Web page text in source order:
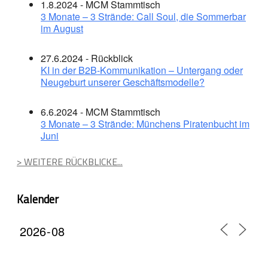
1.8.2024 - MCM Stammtisch
3 Monate – 3 Strände: Call Soul, die Sommerbar
im August
27.6.2024 - Rückblick
KI in der B2B-Kommunikation – Untergang oder
Neugeburt unserer Geschäftsmodelle?
6.6.2024 - MCM Stammtisch
3 Monate – 3 Strände: Münchens Piratenbucht im
Juni
> WEITERE RÜCKBLICKE...
Kalender